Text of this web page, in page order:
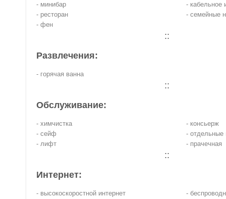
- минибар
- ресторан
- фен
- кабельное
- семейные
::
Развлечения:
- горячая ванна
::
Обслуживание:
- химчистка
- сейф
- лифт
- консьерж
- отдельные
- прачечная
::
Интернет:
- высокоскоростной интернет -